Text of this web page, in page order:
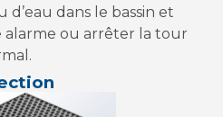
dans le bassin et
ou arrêter la tour